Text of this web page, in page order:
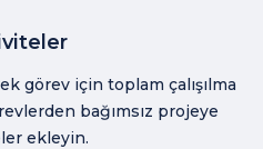
görev için toplam çalışılma
bağımsız projeye
ekleyin.